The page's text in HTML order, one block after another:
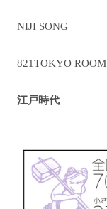
NIJI SONG
821TOKYO ROOM
江戸時代